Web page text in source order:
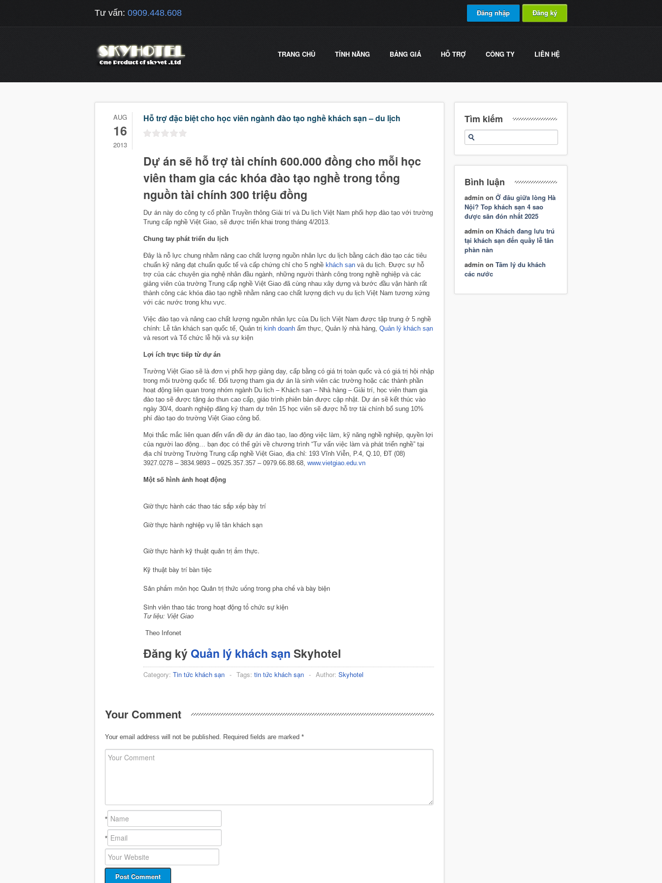
Tư vấn: 0909.448.608 Đăng nhập Đăng ký
TRANG CHỦ TÍNH NĂNG BẢNG GIÁ HỖ TRỢ CÔNG TY LIÊN HỆ
AUG
16
2013
Hỗ trợ đặc biệt cho học viên ngành đào tạo nghề khách sạn – du lịch
Dự án sẽ hỗ trợ tài chính 600.000 đồng cho mỗi học
viên tham gia các khóa đào tạo nghề trong tổng
nguồn tài chính 300 triệu đồng
Dự án này do công ty cổ phần Truyền thông Giải trí và Du lịch Việt Nam phối hợp đào tạo với trường
Trung cấp nghề Việt Giao, sẽ được triển khai trong tháng 4/2013.
Chung tay phát triển du lịch
Đây là nỗ lực chung nhằm nâng cao chất lượng nguồn nhân lực du lịch bằng cách đào tạo các tiêu
chuẩn kỹ năng đạt chuẩn quốc tế và cấp chứng chỉ cho 5 nghề khách sạn và du lịch. Được sự hỗ
trợ của các chuyên gia nghệ nhân đầu ngành, những người thành công trong nghề nghiệp và các
giảng viên của trường Trung cấp nghề Việt Giao đã cùng nhau xây dựng và bước đầu vận hành rất
thành công các khóa đào tạo nghề nhằm nâng cao chất lượng dịch vụ du lịch Việt Nam tương xứng
với các nước trong khu vực.
Việc đào tạo và nâng cao chất lượng nguồn nhân lực của Du lịch Việt Nam được tập trung ở 5 nghề
chính: Lễ tân khách sạn quốc tế, Quản trị kinh doanh ẩm thực, Quản lý nhà hàng, Quản lý khách sạn
và resort và Tổ chức lễ hội và sự kiện
Lợi ích trực tiếp từ dự án
Trường Việt Giao sẽ là đơn vị phối hợp giảng dạy, cấp bằng có giá trị toàn quốc và có giá trị hội nhập
trong môi trường quốc tế. Đối tượng tham gia dự án là sinh viên các trường hoặc các thành phần
hoạt động liên quan trong nhóm ngành Du lịch – Khách sạn – Nhà hàng – Giải trí, học viên tham gia
đào tạo sẽ được tặng áo thun cao cấp, giáo trình phiên bản được cập nhật. Dự án sẽ kết thúc vào
ngày 30/4, doanh nghiệp đăng ký tham dự trên 15 học viên sẽ được hỗ trợ tài chính bổ sung 10%
phí đào tạo do trường Việt Giao công bố.
Mọi thắc mắc liên quan đến vấn đề dự án đào tạo, lao động việc làm, kỹ năng nghề nghiệp, quyền lợi
của người lao động… bạn đọc có thể gửi về chương trình “Tư vấn việc làm và phát triển nghề” tại
địa chỉ trường Trường Trung cấp nghề Việt Giao, địa chỉ: 193 Vĩnh Viễn, P.4, Q.10, ĐT (08)
3927.0278 – 3834.9893 – 0925.357.357 – 0979.66.88.68, www.vietgiao.edu.vn
Một số hình ảnh hoạt động
Giờ thực hành các thao tác sắp xếp bày trí
Giờ thực hành nghiệp vụ lễ tân khách sạn
Giờ thực hành kỹ thuật quản trị ẩm thực.
Kỹ thuật bày trí bàn tiệc
Sản phẩm môn học Quản trị thức uống trong pha chế và bày biện
Sinh viên thao tác trong hoạt động tổ chức sự kiện
Tư liệu: Việt Giao
Theo Infonet
Đăng ký Quản lý khách sạn Skyhotel
Category: Tin tức khách sạn - Tags: tin tức khách sạn - Author: Skyhotel
Your Comment
Your email address will not be published. Required fields are marked *
*
*
Tìm kiếm
Bình luận
admin on Ở đâu giữa lòng Hà
Nội? Top khách sạn 4 sao
được săn đón nhất 2025
admin on Khách đang lưu trú
tại khách sạn đến quầy lễ tân
phàn nàn
admin on Tâm lý du khách
các nước